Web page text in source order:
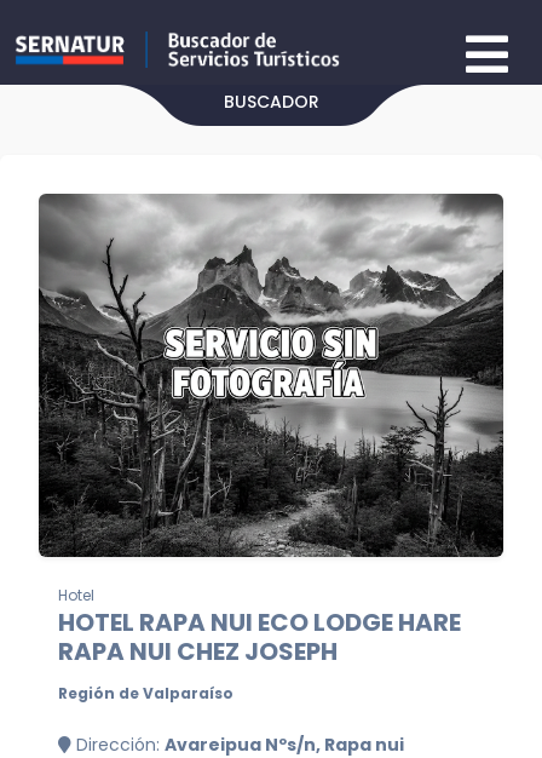
BUSCADOR
Hotel
HOTEL RAPA NUI ECO LODGE HARE
RAPA NUI CHEZ JOSEPH
Región de Valparaíso
Dirección: Avareipua Nºs/n, Rapa nui